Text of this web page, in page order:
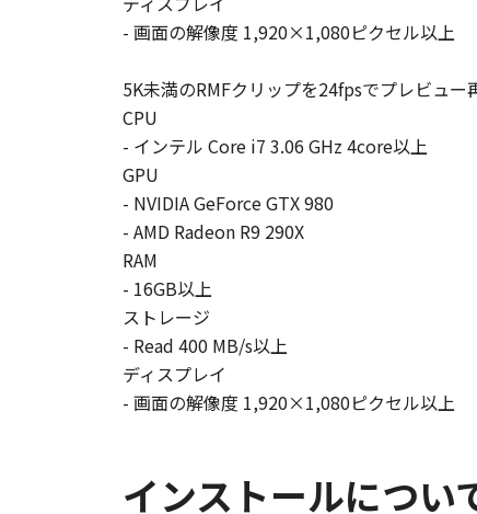
- 画面の解像度 1,920×1,080ピクセル以上
5K未満のRMFクリップを24fpsでプレビュ
CPU
- インテル Core i7 3.06 GHz 4core以上
GPU
- NVIDIA GeForce GTX 980
- AMD Radeon R9 290X
RAM
- 16GB以上
ストレージ
- Read 400 MB/s以上
ディスプレイ
- 画面の解像度 1,920×1,080ピクセル以上
インストールについ